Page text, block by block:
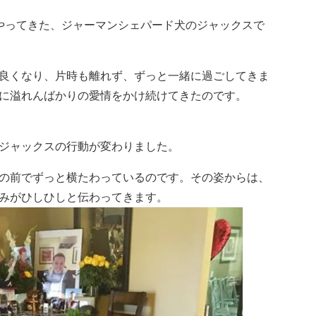
てきた、ジャーマンシェパード犬のジャックスで
くなり、片時も離れず、ずっと一緒に過ごしてきま
れんばかりの愛情をかけ続けてきたのです。
ャックスの行動が変わりました。
でずっと横たわっているのです。その姿からは、
がひしひしと伝わってきます。